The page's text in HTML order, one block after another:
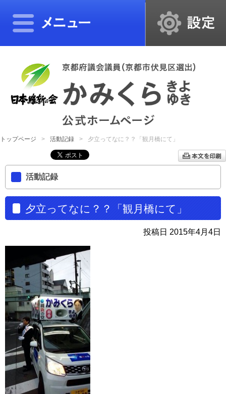
トップページ 活動記録 夕立ってなに？？「観月橋にて」
活動記録
夕立ってなに？？「観月橋にて」
投稿日 2015年4月4日